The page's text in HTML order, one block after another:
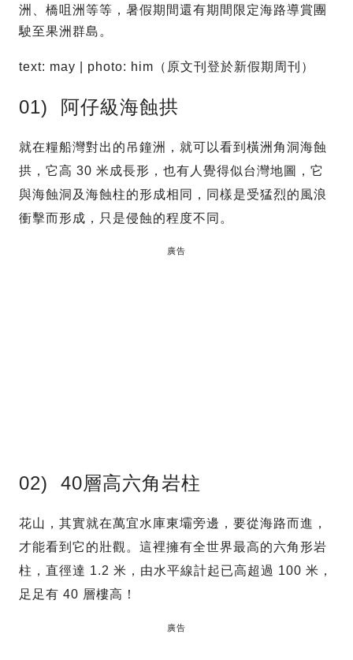
洲、橋咀洲等等，暑假期間還有期間限定海路導賞團
駛至果洲群島。
text: may | photo: him（原文刊登於新假期周刊）
01) 阿仔級海蝕拱
就在糧船灣對出的吊鐘洲，就可以看到橫洲角洞海蝕
拱，它高 30 米成長形，也有人覺得似台灣地圖，它
與海蝕洞及海蝕柱的形成相同，同樣是受猛烈的風浪
衝擊而形成，只是侵蝕的程度不同。
廣告
02) 40層高六角岩柱
花山，其實就在萬宜水庫東壩旁邊，要從海路而進，
才能看到它的壯觀。這裡擁有全世界最高的六角形岩
柱，直徑達 1.2 米，由水平線計起已高超過 100 米，
足足有 40 層樓高！
廣告